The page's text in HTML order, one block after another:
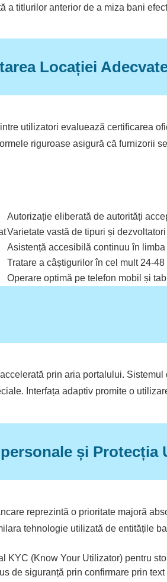
a titlurilor anterior de a miza bani
Locației
utilizatori evaluează certificarea
riguroase asigură că furnizorii
Autorizație eliberată de autorități
Varietate vastă de tipuri și
Asistență accesibilă continuu în limba
Tratare a câștigurilor în cel mult 24-48
Operare optimă pe telefon mobil și
prin aria portalului.
Interfața adaptiv promite o
și Protecția
reprezintă o prioritate majoră
tehnologie utilizată de entitățile
KYC (Know Your Utilizator) pentru
de siguranță prin confirmare prin